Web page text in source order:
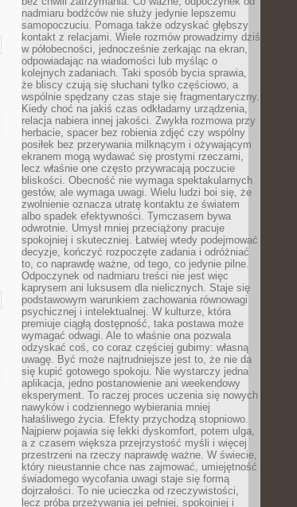
nadmiaru bodźców nie służy jedynie lepszemu
samopoczuciu. Pomaga także odzyskać głębszy
kontakt z relacjami. Wiele rozmów prowadzimy dziś
w półobecności, jednocześnie zerkając na ekran,
odpowiadając na wiadomości lub myśląc o
kolejnych zadaniach. Taki sposób bycia sprawia,
że bliscy czują się słuchani tylko częściowo, a
wspólnie spędzany czas staje się fragmentaryczny.
Kiedy choć na jakiś czas odkładamy urządzenia,
relacja nabiera innej jakości. Zwykła rozmowa przy
herbacie, spacer bez robienia zdjęć czy wspólny
posiłek bez przerywania milknącym i ożywającym
ekranem mogą wydawać się prostymi rzeczami,
lecz właśnie one często przywracają poczucie
bliskości. Obecność nie wymaga spektakularnych
gestów, ale wymaga uwagi. Wielu ludzi boi się, że
zwolnienie oznacza utratę kontaktu ze światem
albo spadek efektywności. Tymczasem bywa
odwrotnie. Umysł mniej przeciążony pracuje
spokojniej i skuteczniej. Łatwiej wtedy podejmować
decyzje, kończyć rozpoczęte zadania i odróżniać
to, co naprawdę ważne, od tego, co jedynie pilne.
Odpoczynek od nadmiaru treści nie jest więc
kaprysem ani luksusem dla nielicznych. Staje się
podstawowym warunkiem zachowania równowagi
psychicznej i intelektualnej. W kulturze, która
premiuje ciągłą dostępność, taka postawa może
wymagać odwagi. Ale to właśnie ona pozwala
odzyskać coś, co coraz częściej gubimy: własną
uwagę. Być może najtrudniejsze jest to, że nie da
się kupić gotowego spokoju. Nie wystarczy jedna
aplikacja, jedno postanowienie ani weekendowy
eksperyment. To raczej proces uczenia się nowych
nawyków i codziennego wybierania mniej
hałaśliwego życia. Efekty przychodzą stopniowo.
Najpierw pojawia się lekki dyskomfort, potem ulga,
a z czasem większa przejrzystość myśli i więcej
przestrzeni na rzeczy naprawdę ważne. W świecie,
który nieustannie chce nas zajmować, umiejętność
świadomego wycofania uwagi staje się formą
dojrzałości. To nie ucieczka od rzeczywistości,
lecz próba przeżywania jej pełniej, spokojniej i